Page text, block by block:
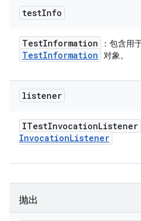
testInfo
TestInformation ：包含用
TestInformation 对象。
listener
ITestInvocationListener
InvocationListener
抛出